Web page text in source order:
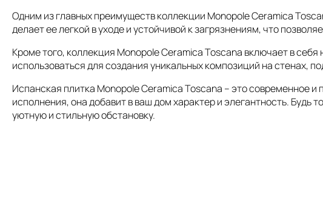
Одним из главных преимуществ коллекции Monopole Ceramica
делает ее легкой в уходе и устойчивой к загрязнениям, что
Кроме того, коллекция Monopole Ceramica Toscana включает в
использоваться для создания уникальных композиций на стенах,
Испанская плитка Monopole Ceramica Toscana – это современное
исполнения, она добавит в ваш дом характер и элегантность. Будь
уютную и стильную обстановку.